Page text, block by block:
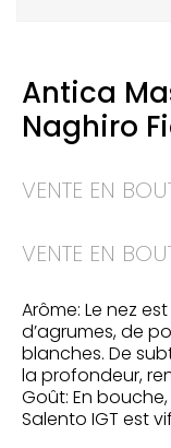
Antica
Naghiro
VENTE EN
VENTE EN
Arôme: Le nez
d’agrumes, de
blanches. De
la profondeur,
Goût: En
Salento IGT est